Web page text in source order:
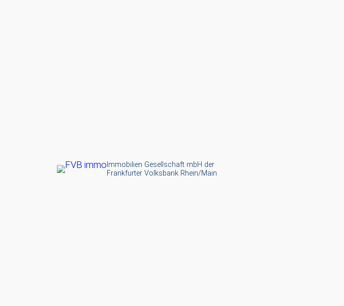
Immobilien Gesellschaft mbH der
Frankfurter Volksbank Rhein/Main